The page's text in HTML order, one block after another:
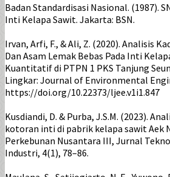
Badan Standardisasi Nasional. (1987).
Inti Kelapa Sawit. Jakarta: BSN.
Irvan, Arfi, F., & Ali, Z. (2020). Analisis
Dan Asam Lemak Bebas Pada Inti
Kuantitatif di PTPN 1 PKS Tanjung
Lingkar: Journal of Environmental
https://doi.org/10.22373/ljee.v1i1.847
Kusdiandi, D. & Purba, J.S.M. (2023).
kotoran inti di pabrik kelapa sawit Aek
Perkebunan Nusantara III, Jurnal
Industri, 4(1), 78–86.